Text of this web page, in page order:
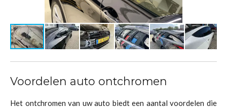
Voordelen auto ontchromen
Het ontchromen van uw auto biedt een aantal voordelen die